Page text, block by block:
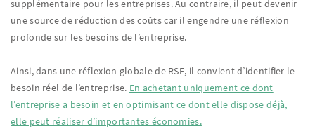
supplémentaire pour les entreprises. Au contraire, il peut devenir
une source de réduction des coûts car il engendre une réflexion
profonde sur les besoins de l’entreprise.
Ainsi, dans une réflexion globale de RSE, il convient d’identifier le
besoin réel de l’entreprise. En achetant uniquement ce dont
l’entreprise a besoin et en optimisant ce dont elle dispose déjà,
elle peut réaliser d’importantes économies.